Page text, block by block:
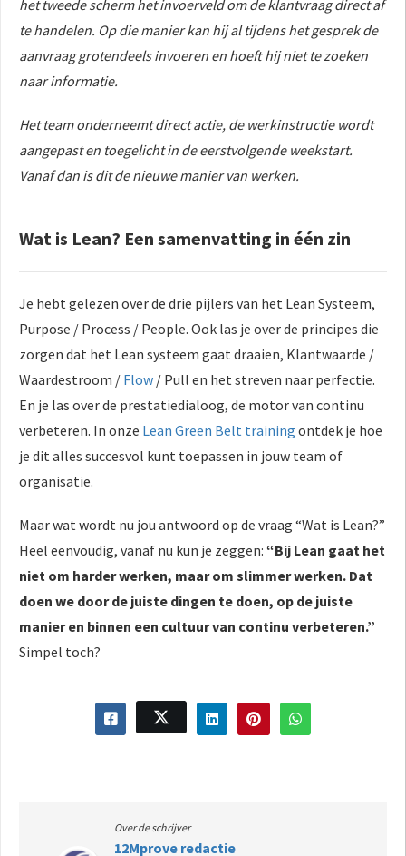
het tweede scherm het invoerveld om de klantvraag direct af
te handelen. Op die manier kan hij al tijdens het gesprek de
aanvraag grotendeels invoeren en hoeft hij niet te zoeken
naar informatie.
Het team onderneemt direct actie, de werkinstructie wordt
aangepast en toegelicht in de eerstvolgende weekstart.
Vanaf dan is dit de nieuwe manier van werken.
Wat is Lean? Een samenvatting in één zin
Je hebt gelezen over de drie pijlers van het Lean Systeem,
Purpose / Process / People. Ook las je over de principes die
zorgen dat het Lean systeem gaat draaien, Klantwaarde /
Waardestroom / Flow / Pull en het streven naar perfectie.
En je las over de prestatiedialoog, de motor van continu
verbeteren. In onze Lean Green Belt training ontdek je hoe
je dit alles succesvol kunt toepassen in jouw team of
organisatie.
Maar wat wordt nu jou antwoord op de vraag “Wat is Lean?”
Heel eenvoudig, vanaf nu kun je zeggen: “Bij Lean gaat het
niet om harder werken, maar om slimmer werken. Dat
doen we door de juiste dingen te doen, op de juiste
manier en binnen een cultuur van continu verbeteren.”
Simpel toch?
Over de schrijver
12Mprove redactie